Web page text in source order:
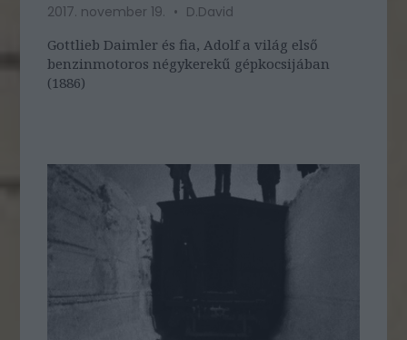
2017. november 19.
D.David
Gottlieb Daimler és fia, Adolf a világ első
benzinmotoros négykerekű gépkocsijában
(1886)